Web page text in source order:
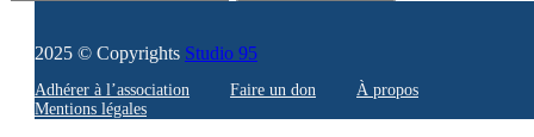
2025 © Copyrights Studio 95
Adhérer à l’association Faire un don
À propos
Mentions légales